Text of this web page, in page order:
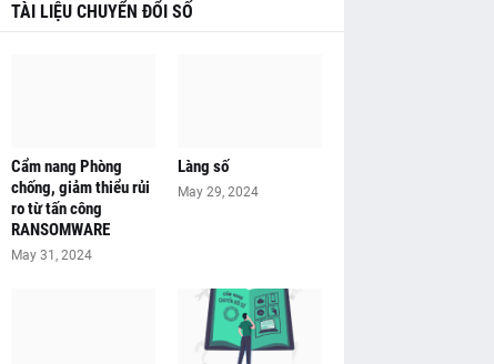
TÀI LIỆU CHUYỂN ĐỔI SỐ
Cẩm nang Phòng
chống, giảm thiểu rủi
ro từ tấn công
RANSOMWARE
May 31, 2024
Làng số
May 29, 2024